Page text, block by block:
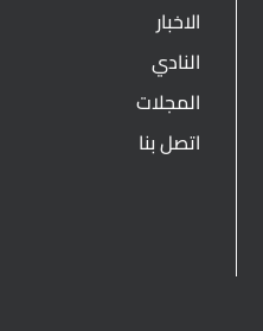
الاخبار
النادي
المجلات
اتصل بنا